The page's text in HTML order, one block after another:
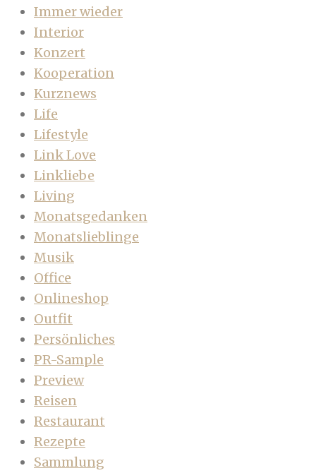
Immer wieder
Interior
Konzert
Kooperation
Kurznews
Life
Lifestyle
Link Love
Linkliebe
Living
Monatsgedanken
Monatslieblinge
Musik
Office
Onlineshop
Outfit
Persönliches
PR-Sample
Preview
Reisen
Restaurant
Rezepte
Sammlung